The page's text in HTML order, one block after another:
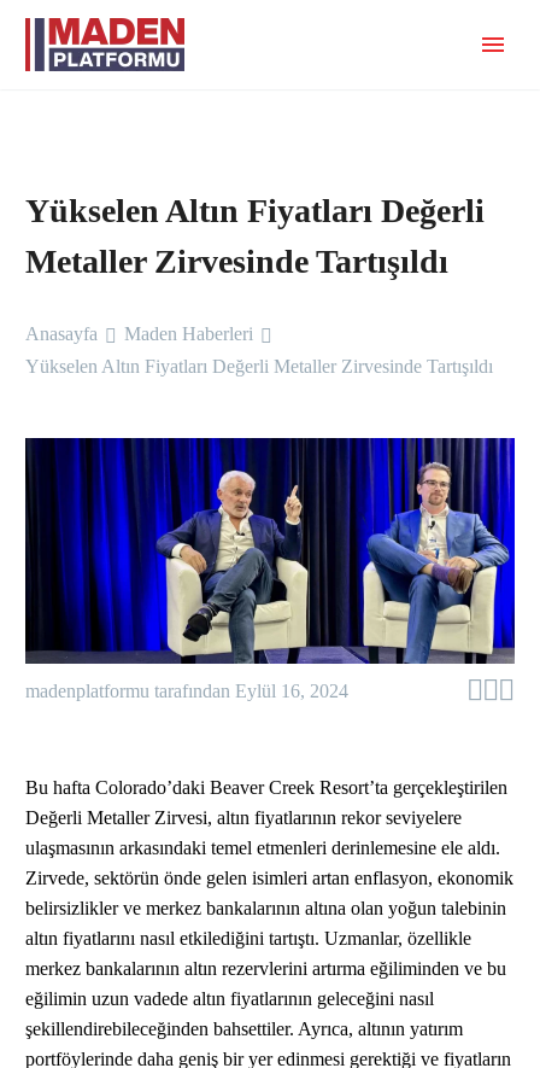
Yükselen Altın Fiyatları Değerli
Metaller Zirvesinde Tartışıldı
Anasayfa
Maden Haberleri
Yükselen Altın Fiyatları Değerli Metaller Zirvesinde Tartışıldı

madenplatformu tarafından Eylül 16, 2024
Bu hafta Colorado’daki Beaver Creek Resort’ta gerçekleştirilen
Değerli Metaller Zirvesi, altın fiyatlarının rekor seviyelere
ulaşmasının arkasındaki temel etmenleri derinlemesine ele aldı.
Zirvede, sektörün önde gelen isimleri artan enflasyon, ekonomik
belirsizlikler ve merkez bankalarının altına olan yoğun talebinin
altın fiyatlarını nasıl etkilediğini tartıştı. Uzmanlar, özellikle
merkez bankalarının altın rezervlerini artırma eğiliminden ve bu
eğilimin uzun vadede altın fiyatlarının geleceğini nasıl
şekillendirebileceğinden bahsettiler. Ayrıca, altının yatırım
portföylerinde daha geniş bir yer edinmesi gerektiği ve fiyatların